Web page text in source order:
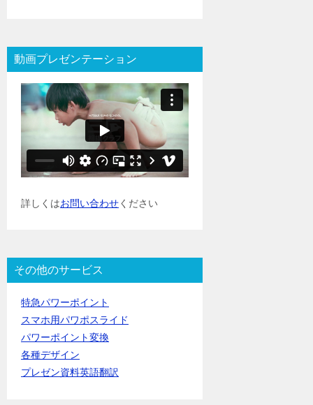
動画プレゼンテーション
詳しくはお問い合わせください
その他のサービス
特急パワーポイント
スマホ用パワポスライド
パワーポイント変換
各種デザイン
プレゼン資料英語翻訳